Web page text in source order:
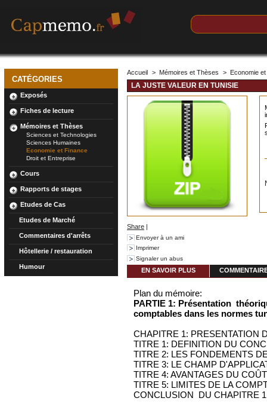
CATÉGORIES
Exposés
Fiches de lecture
Mémoires et Thèses
Sciences et Technologies
Sciences Humaines
Economie et Finance
Droit et Entreprise
Cours
Rapports de stages
Etudes de Cas
Etudes de Marché
Commentaires d'arrêts
Hôtellerie / restauration
Humour
Accueil > Mémoires et Thèses > Economie
LA JUSTE VALEUR EN TUNISIE
Share |
Envoyer à un ami
Imprimer
Signaler un abus
EN SAVOIR PLUS
Plan du mémoire:
PARTIE 1: Présentation
comptables dans les normes
CHAPITRE 1: PRESENTATION
TITRE 1: DEFINITION DU
TITRE 2: LES FONDEMENTS
TITRE 3: LE CHAMP
TITRE 4: AVANTAGES DU
TITRE 5: LIMITES DE LA
CONCLUSION DU CHAPITRE 1